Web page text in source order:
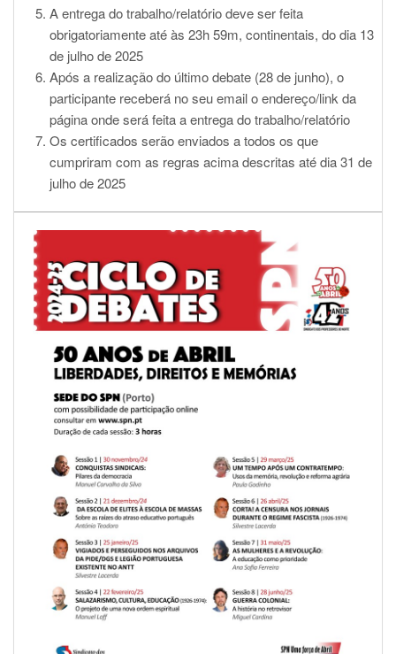
A entrega do trabalho/relatório deve ser feita
obrigatoriamente até às 23h 59m, continentais, do dia 13
de julho de 2025
Após a realização do último debate (28 de junho), o
participante receberá no seu email o endereço/link da
página onde será feita a entrega do trabalho/relatório
Os certificados serão enviados a todos os que
cumpriram com as regras acima descritas até dia 31 de
julho de 2025